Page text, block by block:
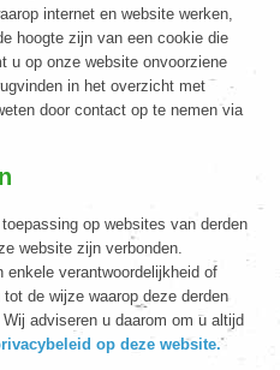
internet en website werken,
hoogte zijn van een cookie die
u op onze website onvoorziene
in het overzicht met
door contact op te nemen via
op websites van derden
website zijn verbonden.
enkele verantwoordelijkheid of
de wijze waarop deze derden
adviseren u daarom om u altijd
op deze website.